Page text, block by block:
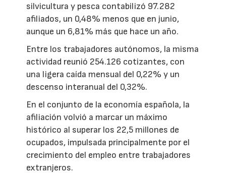
silvicultura y pesca contabilizó 97.282
afiliados, un 0,48% menos que en junio,
aunque un 6,81% más que hace un año.
Entre los trabajadores autónomos, la misma
actividad reunió 254.126 cotizantes, con
una ligera caída mensual del 0,22% y un
descenso interanual del 0,32%.
En el conjunto de la economía española, la
afiliación volvió a marcar un máximo
histórico al superar los 22,5 millones de
ocupados, impulsada principalmente por el
crecimiento del empleo entre trabajadores
extranjeros.